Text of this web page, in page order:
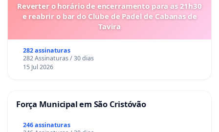
Reverter o horário de encerramento para as 21h30
e reabrir o bar do Clube de Padel de Cabanas de
Tavira
282 assinaturas
282 Assinaturas / 30 dias
15 Jul 2026
Força Municipal em São Cristóvão
246 assinaturas